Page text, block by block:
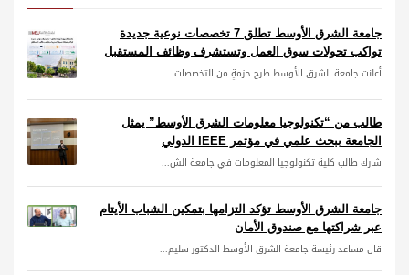
جامعة الشرق الأوسط تطلق 7 تخصصات نوعية جديدة
تواكب تحولات سوق العمل وتستشرف وظائف المستقبل
أعلنت جامعة الشرق الأوسط طرح حزمةٍ من التخصصات ...
طالب من “تكنولوجيا معلومات الشرق الأوسط” يمثل
الجامعة ببحث علمي في مؤتمر IEEE الدولي
شارك طالب كلية تكنولوجيا المعلومات في جامعة الش...
جامعة الشرق الأوسط تؤكد التزامها بتمكين الشباب الأيتام
عبر شراكتها مع صندوق الأمان
قال مساعد رئيسة جامعة الشرق الأوسط الدكتور سليم...